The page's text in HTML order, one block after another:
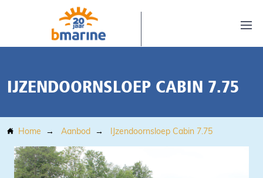
IJZENDOORNSLOEP CABIN 7.75
Home Aanbod IJzendoornsloep Cabin 7.75